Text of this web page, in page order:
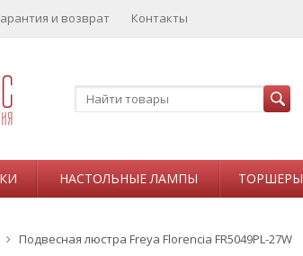
и возврат Контакты
НАСТОЛЬНЫЕ ЛАМПЫ ТОРШЕРЫ
Подвесная люстра Freya Florencia FR5049PL-27W